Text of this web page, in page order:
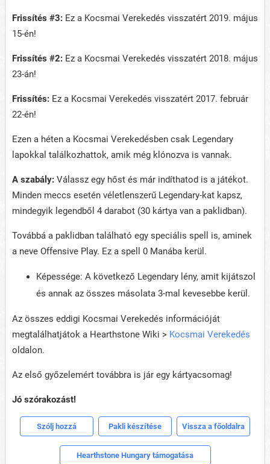
Frissítés #3: Ez a Kocsmai Verekedés visszatért 2019. május
15-én!
Frissítés #2: Ez a Kocsmai Verekedés visszatért 2018. május
23-án!
Frissítés: Ez a Kocsmai Verekedés visszatért 2017. február
22-én!
Ezen a héten a Kocsmai Verekedésben csak Legendary
lapokkal találkozhattok, amik még klónozva is vannak.
A szabály: Válassz egy hőst és már indíthatod is a játékot.
Minden meccs esetén véletlenszerű Legendary-kat kapsz,
mindegyik legendből 4 darabot (30 kártya van a paklidban).
Továbbá a paklidban található egy speciális spell is, aminek
a neve Offensive Play. Ez a spell 0 Manába kerül.
Képessége: A következő Legendary lény, amit kijátszol
és annak az összes másolata 3-mal kevesebbe kerül.
Az összes eddigi Kocsmai Verekedés információját
megtalálhatjátok a Hearthstone Wiki > Kocsmai Verekedés
oldalon.
Az első győzelemért továbbra is jár egy kártyacsomag!
Jó szórakozást!
Szólj hozzá Pakli készítése Vissza a főoldalra
Hearthstone Hungary támogatása